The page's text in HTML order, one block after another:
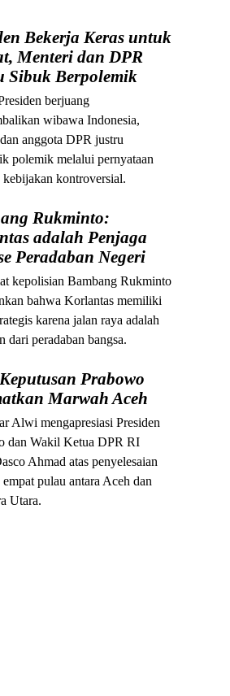
Bekerja Keras untuk
Menteri dan DPR
Sibuk Berpolemik
berjuang
wibawa Indonesia,
anggota DPR justru
polemik melalui pernyataan
kebijakan kontroversial.
Rukminto:
adalah Penjaga
Peradaban Negeri
kepolisian Bambang Rukminto
bahwa Korlantas memiliki
karena jalan raya adalah
dari peradaban bangsa.
Prabowo
Marwah Aceh
Alwi mengapresiasi Presiden
dan Wakil Ketua DPR RI
Ahmad atas penyelesaian
pulau antara Aceh dan
Utara.